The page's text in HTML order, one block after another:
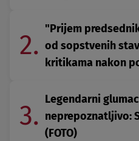
2.
"Prijem
od sopstvenih
kritikama nakon
3.
Legendarni
neprepoznatljivo:
(FOTO)